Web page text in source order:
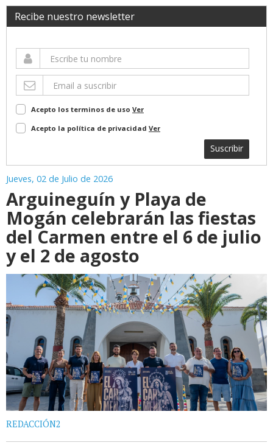
Recibe nuestro newsletter
Acepto los terminos de uso Ver
Acepto la política de privacidad Ver
Suscribir
Jueves, 02 de Julio de 2026
Arguineguín y Playa de
Mogán celebrarán las fiestas
del Carmen entre el 6 de julio
y el 2 de agosto
REDACCIÓN2